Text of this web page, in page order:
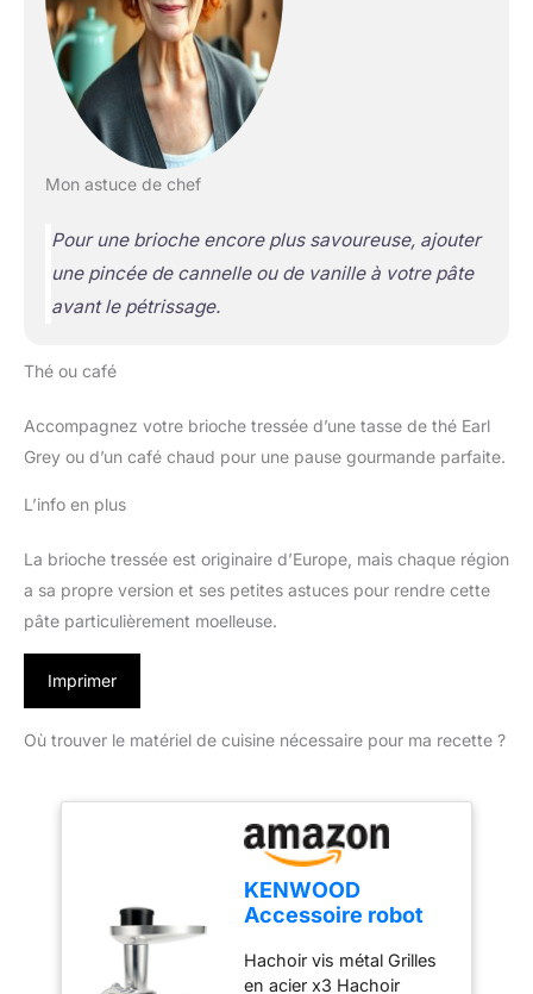
Mon astuce de chef
Pour une brioche encore plus savoureuse, ajouter
une pincée de cannelle ou de vanille à votre pâte
avant le pétrissage.
Thé ou café
Accompagnez votre brioche tressée d’une tasse de thé Earl
Grey ou d’un café chaud pour une pause gourmande parfaite.
L’info en plus
La brioche tressée est originaire d’Europe, mais chaque région
a sa propre version et ses petites astuces pour rendre cette
pâte particulièrement moelleuse.
Imprimer
Où trouver le matériel de cuisine nécessaire pour ma recette ?
KENWOOD
Accessoire robot
Accessoire robot
Hachoir vis métal Grilles
en acier x3 Hachoir